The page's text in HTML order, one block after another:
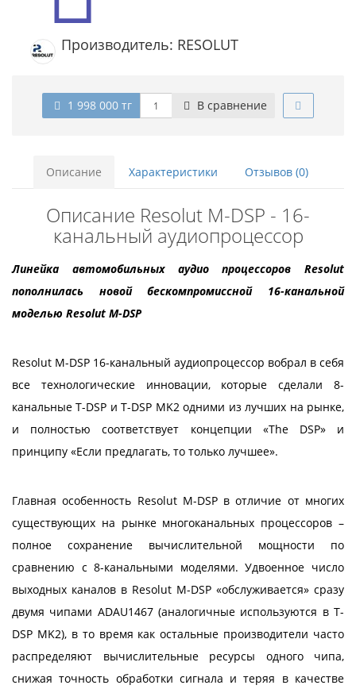
Производитель: RESOLUT
1 998 000 тг В сравнение
Описание Характеристики Отзывов (0)
Описание Resolut M-DSP - 16-
канальный аудиопроцессор
Линейка автомобильных аудио процессоров Resolut
пополнилась новой бескомпромиссной 16-канальной
моделью Resolut M-DSP
Resolut М-DSP 16-канальный аудиопроцессор вобрал в себя
все технологические инновации, которые сделали 8-
канальные T-DSP и T-DSP MK2 одними из лучших на рынке,
и полностью соответствует концепции «The DSP» и
принципу «Если предлагать, то только лучшее».
Главная особенность Resolut М-DSP в отличие от многих
существующих на рынке многоканальных процессоров –
полное сохранение вычислительной мощности по
сравнению с 8-канальными моделями. Удвоенное число
выходных каналов в Resolut М-DSP «обслуживается» сразу
двумя чипами ADAU1467 (аналогичные используются в T-
DSP MK2), в то время как остальные производители часто
распределяют вычислительные ресурсы одного чипа,
снижая точность обработки сигнала и теряя в качестве